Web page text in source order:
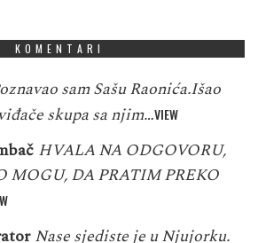
KOMENTARI
sam Sašu Raonića.Išao
skupa sa njim…VIEW
HVALA NA ODGOVORU,
MOGU, DA PRATIM PREKO
Nase sjediste je u Njujorku.